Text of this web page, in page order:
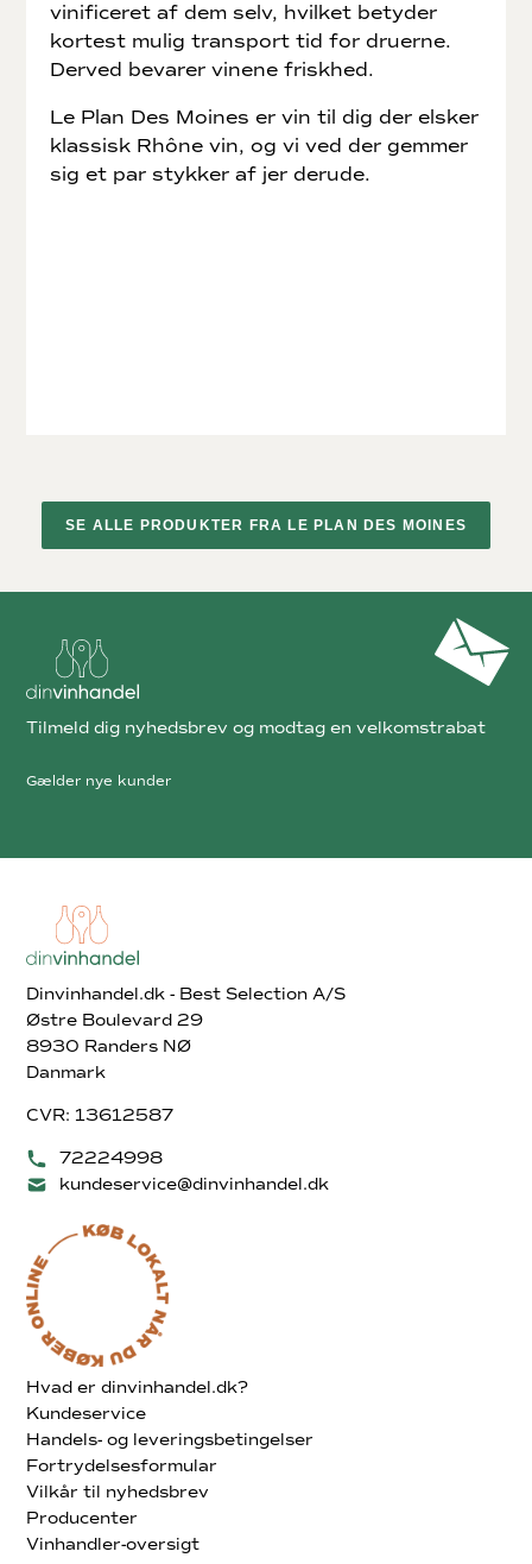
vinificeret af dem selv, hvilket betyder
kortest mulig transport tid for druerne.
Derved bevarer vinene friskhed.
Le Plan Des Moines er vin til dig der elsker
klassisk Rhône vin, og vi ved der gemmer
sig et par stykker af jer derude.
SE ALLE PRODUKTER FRA LE PLAN DES MOINES
Dinvinhandel.dk - Best Selection A/S
Østre Boulevard 29
8930 Randers NØ
Danmark
CVR: 13612587
72224998
kundeservice@dinvinhandel.dk
Hvad er dinvinhandel.dk?
Kundeservice
Handels- og leveringsbetingelser
Fortrydelsesformular
Vilkår til nyhedsbrev
Producenter
Vinhandler-oversigt
Tilmeld dig nyhedsbrev og modtag en velkomstrabat
Gælder nye kunder